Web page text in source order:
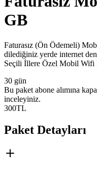
GB
​​​Faturasız (Ön Ödemeli)
dilediğiniz yerde internet
Seçili İllere Özel Mobil Wifi
30 gün
Bu paket abone alımına
inceleyiniz.
300TL
Paket Detayları